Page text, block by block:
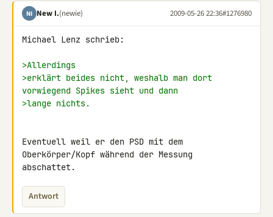
NI New I.(newie) 2009-05-26 22:36#1276980
Michael Lenz schrieb:
>Allerdings
>erklärt beides nicht, weshalb man dort
vorwiegend Spikes sieht und dann
>lange nichts.
Eventuell weil er den PSD mit dem
Oberkörper/Kopf während der Messung
abschattet.
Antwort